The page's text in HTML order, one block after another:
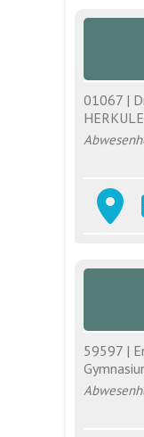
01067 |
59597 |